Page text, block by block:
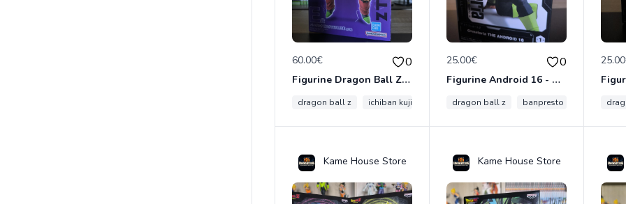
60.00€ 0
Figurine Dragon Ball Z – Bardock – Ichiban Kuji Dragon Ball VS Omnibus Ultimate – Import Japon
dragon ball z ichiban kuji bandai namco masterlise bardock
25.00€ 0
Figurine Android 16 - C16 – GXmateria – Officielle Import Japon
dragon ball z banpresto gxmateria
Kame House Store Kame House Store